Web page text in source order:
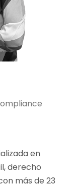
en
derecho
más de 23